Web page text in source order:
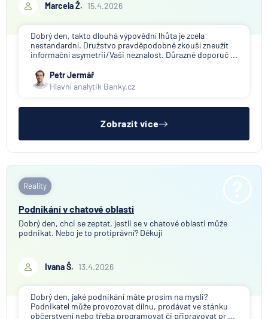
Marcela Ž. 15.4.2026
Dobrý den, takto dlouhá výpovědní lhůta je zcela
nestandardní. Družstvo pravděpodobně zkouší zneužít
informační asymetrii/Vaši neznalost. Důrazně doporuč ...
Petr Jermář
Hlavní analytik Banky.cz
Zobrazit více
Reality
Podnikání v chatové oblasti
Dobrý den, chci se zeptat, jestli se v chatové oblasti může
podnikat. Nebo je to protiprávní? Děkuji
Ivana Š. 13.4.2026
Dobrý den, jaké podnikání máte prosím na mysli?
Podnikatel může provozovat dílnu, prodávat ve stánku
občerstvení nebo třeba programovat či připravovat pr ...